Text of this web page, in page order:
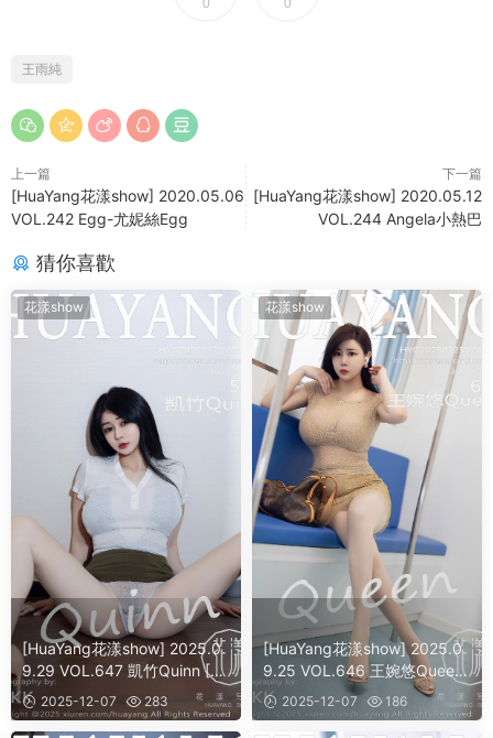
0 0
王雨純
上一篇
[HuaYang花漾show] 2020.05.06
VOL.242 Egg-尤妮絲Egg
下一篇
[HuaYang花漾show] 2020.05.12
VOL.244 Angela小熱巴
猜你喜歡
花漾show
[HuaYang花漾show] 2025.0
9.29 VOL.647 凱竹Quinn [5
4] 2025-12-07 283
花漾show
[HuaYang花漾show] 2025.0
9.25 VOL.646 王婉悠Queen
[62]2025-12-07 186